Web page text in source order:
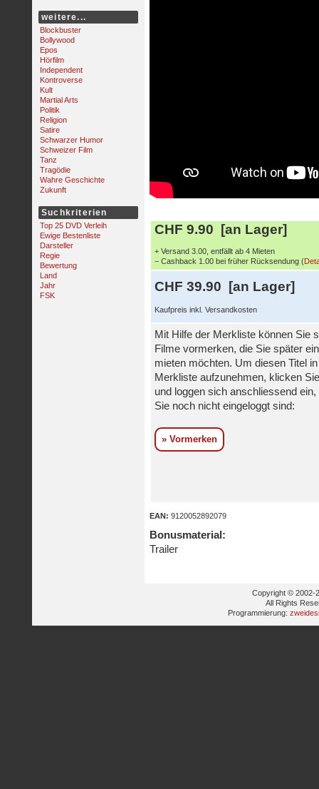
weitere...
Blockbuster
Bollywood
Epos
Hörfilm
Independent
Kontroverse
Kult
Martial Arts
Politik
Religion
Satire
Schwarzer Humor
Schweizer Film
Tanz
Tragödie
Wahre Geschichte
Zukunft
Suchkriterien
Top 25 DVD Verleih
Ewige Bestenliste
Darsteller
Regie
Bewertung
Land
Jahr
FSK
CHF 9.90 [an Lager]
+ Versand 3.00, entfällt ab 4 Mieten
− Cashback 1.00 bei früher Rücksendung (
CHF 39.90 [an Lager]
Kaufpreis inkl. Versandkosten
Mit Hilfe der Merkliste können Sie
Filme vormerken, die Sie später
mieten möchten. Um diesen Titel
Merkliste aufzunehmen, klicken
und loggen sich anschliessend ein,
Sie noch nicht eingeloggt sind:
» Vormerken
EAN: 9120052892079
Bonusmaterial:
Trailer
Copyright © 2002-
All Rights
Programmierung: